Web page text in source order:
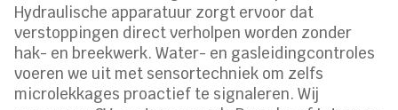
Hydraulische apparatuur zorgt ervoor dat
verstoppingen direct verholpen worden zonder
hak- en breekwerk.​ Water- en gasleidingcontroles
voeren we uit met sensortechniek om zelfs
microlekkages proactief te signaleren.​ Wij